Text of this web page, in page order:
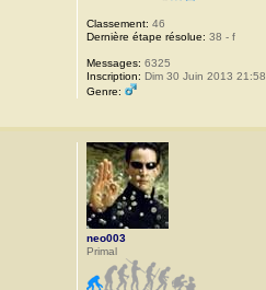
Classement: 46
Dernière étape résolue: 38 - f
Messages: 6325
Inscription: Dim 30 Juin 2013 21:58
Genre:
neo003
Primal